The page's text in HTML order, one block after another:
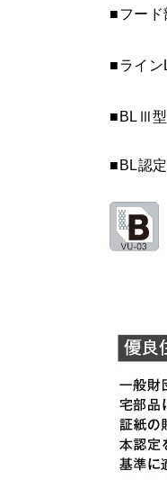
■フード
■ライン
■BLⅢ
■BL認